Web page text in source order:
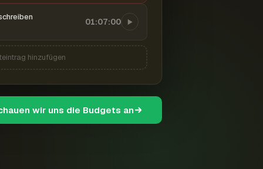
01:07:00
hinzufügen
wir uns die Budgets an